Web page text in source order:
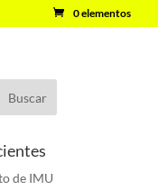
0 elementos
de IMU